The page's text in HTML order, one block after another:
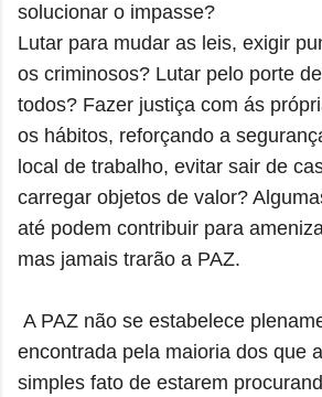
solucionar o impasse?
Lutar para mudar as leis, exigir
os criminosos? Lutar pelo porte
todos? Fazer justiça com ás
os hábitos, reforçando a
local de trabalho, evitar sair de
carregar objetos de valor?
até podem contribuir para
mas jamais trarão a PAZ.
A PAZ não se estabelece
encontrada pela maioria dos que
simples fato de estarem